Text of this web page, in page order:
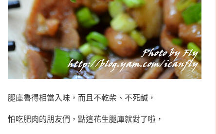
腿庫魯得相當入味，而且不乾柴、不死鹹，
怕吃肥肉的朋友們，點這花生腿庫就對了啦，